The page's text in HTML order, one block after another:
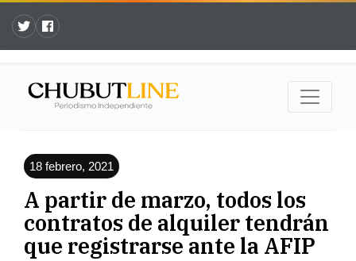
18 febrero, 2021
A partir de marzo, todos los
contratos de alquiler tendrán
que registrarse ante la AFIP